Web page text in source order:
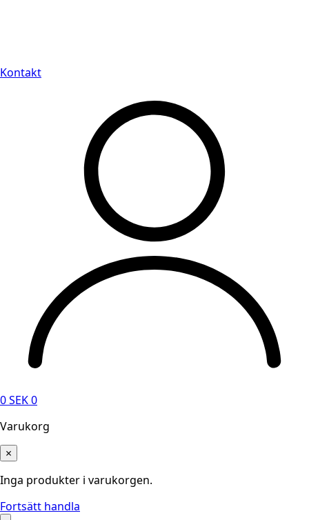
Kontakt
0SEK0
Varukorg
×
Inga produkter i varukorgen.
Fortsätt handla